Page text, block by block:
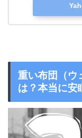
重い布団（ウ
は？本当に安